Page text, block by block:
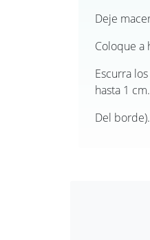
Deje
Coloque a
Escurra
hasta 1 cm.
Del borde).